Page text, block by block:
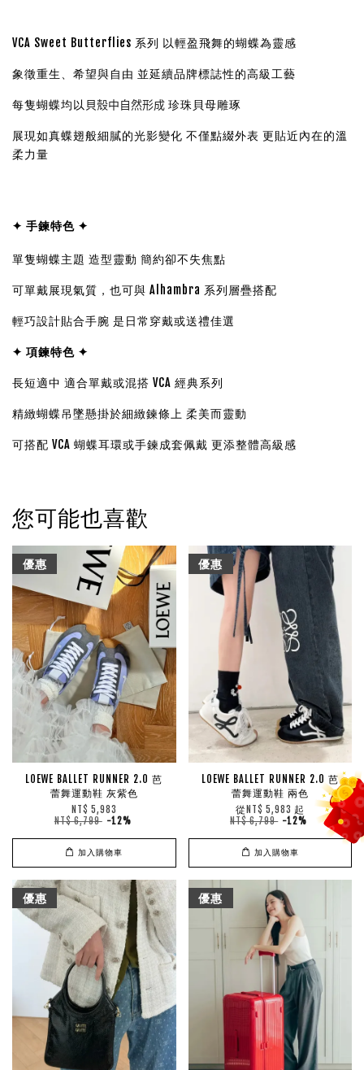
VCA Sweet Butterflies 系列 以輕盈飛舞的蝴蝶為靈感
象徵重生、希望與自由 並延續品牌標誌性的高級工藝
每隻蝴蝶均以 貝殼中自然形成 珍珠貝母雕琢
展現如真蝶翅般細膩的光影變化 不僅點綴外表 更貼近內在的溫
柔力量
✦ 手鍊特色 ✦
單隻蝴蝶主題 造型靈動 簡約卻不失焦點
可單戴展現氣質，也可與 Alhambra 系列層疊搭配
輕巧設計貼合手腕 是日常穿戴或送禮佳選
✦ 項鍊特色 ✦
長短適中 適合單戴或混搭 VCA 經典系列
精緻蝴蝶吊墜懸掛於細緻鍊條上 柔美而靈動
可搭配 VCA 蝴蝶耳環或手鍊成套佩戴 更添整體高級感
您可能也喜歡
優惠
LOEWE BALLET RUNNER 2.0 芭
蕾舞運動鞋 灰紫色
NT$ 5,983
NT$ 6,799 -12%
加入購物車
優惠
LOEWE BALLET RUNNER 2.0 芭
蕾舞運動鞋 兩色
從 NT$ 5,983 起
NT$ 6,799 -12%
加入購物車
優惠 優惠